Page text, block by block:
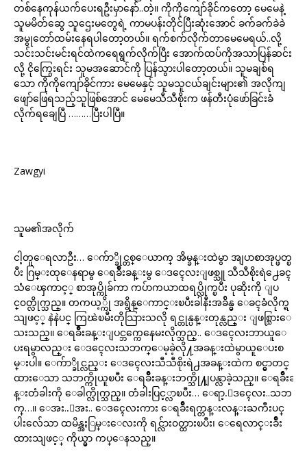
တစ်နေကုန်ယက်ပေးရဦးမှာနော်..တဲ့။ ကိုကိုကျော်ခိုင်ကတော့ မေမေနဲ့
သူမမိတ်ဆွေ သူဌေးမတွေရဲ့ ကာမပန်းတိုင်ပြီးဆုံးအောင် ခက်ခက်ခဲခဲ
အမွုတော်ထမ်းနေရပါတော့တယ်။ ရက်စက်လိုက်တာမေမေရယ်..လို့
သင်းသင်းမင်းရင်ထဲကရေရွက်လိုက်ပြီး အောက်ထပ်ကိုအသာပြန်ဆင်း
လို့ ငိုကြွေးရင်း သူမအဆောင်ကို ပြန်သွားပါတော့တယ်။ သူမချစ်ရ
သော ကိုကိုကျော်ခိုင်ကား မေမေနှင့် သူမသူငယ်ချင်းများ၏ အလိုကျ
ဖျော်ဖြေရသည့်သူဖြစ်အောင် မေမေသီသီစိုးက ဖန်တီးပုံဖော်ခြင်းခံ
လိုက်ရချေပြီ ………ပြီးပါပြီ။
Zawgyi
သူမ၏အလိုက်
ငါ့တူေရလာဦး… ေက်ာ္ခိုင္တစ္ေယာက္ အိမ္ခန္းထဲမွာ အျပာစာအုပ္ဖတ္ၿ
ပီး ဂြမ္းထုေနရာမွ ေရခ်ိဳးခန္းမွ ေဒၚေလးျဖစ္သူ သီသီစိုးရဲ႕ေခၚ
သံေၾကာင့္ စာအုပ္ကိုခ်ကာ ကပ်ာကယာထရပ္လိုက္ၿပီး ပုဆိုးကို ျပ
င္၀တ္လိုက္သည္။ တကယ့္ကို အရွိန္ေကာင္းၿပီးခါနီးအခ်ိန္မွ ေခၚခံလိုက္ရ
သျဖင့္ နဲနဲပင္ ကြၽဲၿမီးတိုသြားသလို ရင္တုန္ပန္းတုန္လည္း ျဖစ္သြားေ
သးသည္။ ေရခ်ိဳးခန္းျပင္ဘက္ကေနေမးလိုက္သည္.. ေဒၚေလးဘာယူေ
ပးရမွာလည္း ေဒၚေလးသဘက္ေမ့ခဲ့လို႔အခန္းထဲမွာယူေပးစ
မ္းပါ။ ေက်ာ္ခိုင္လည္း ေဒၚေလးသီသီစိုးရဲ႕အခန္းထဲက စင္မွာတင္
ထားေသာ သဘက္ကိုယူၿပီး ေရခ်ိဳးခန္းဘက္သို႔ျပန္လာခဲ့သည္။ ေရခ်ိဳးခ
န္းတံခါးကို ေခါက္လိုက္သည္။ တံခါးပြင့္လာၿပီး… ေရာ့.ေဒၚေလး..သဘ
က္…။ ေအး..ေအး.. ေဒၚေလးကား ေရခ်ိဳးရက္တန္းလန္းႀကီးပင္
ပါးလ်ေသာ ထမိန္အႏြမ္းေလးကို ရင္လ်ား၀တ္ထားၿပီး၊ ေရေလာင္းခ်ိဳး
ထားသျဖင့္ ကိုယ္မွာ ကပ္ေနသည္။